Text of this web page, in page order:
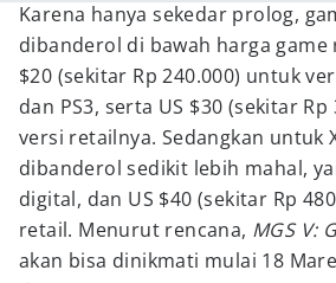
Karena hanya sekedar prolog,
dibanderol di bawah harga game
$20 (sekitar Rp 240.000) untuk
dan PS3, serta US $30 (sekitar
versi retailnya. Sedangkan untuk
dibanderol sedikit lebih mahal,
digital, dan US $40 (sekitar Rp
retail. Menurut rencana, MGS V:
akan bisa dinikmati mulai 18